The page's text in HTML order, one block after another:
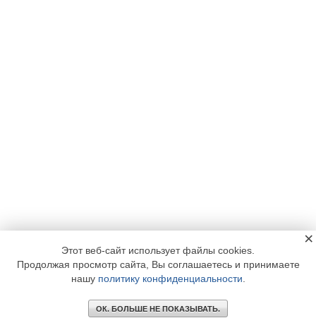
Этот веб-сайт использует файлы cookies.
Продолжая просмотр сайта, Вы соглашаетесь и принимаете
нашу политику конфиденциальности
ОК. БОЛЬШЕ НЕ ПОКАЗЫВАТЬ.
×